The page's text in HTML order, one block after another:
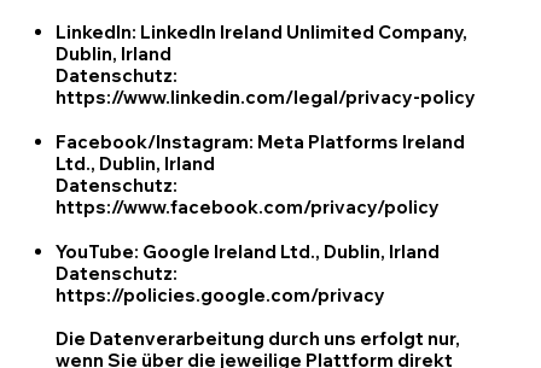
LinkedIn: LinkedIn Ireland Unlimited Company,
Dublin, Irland
Datenschutz:
https://www.linkedin.com/legal/privacy-policy
Facebook/Instagram: Meta Platforms Ireland
Ltd., Dublin, Irland
Datenschutz:
https://www.facebook.com/privacy/policy
YouTube: Google Ireland Ltd., Dublin, Irland
Datenschutz:
https://policies.google.com/privacy
Die Datenverarbeitung durch uns erfolgt nur,
wenn Sie über die jeweilige Plattform direkt